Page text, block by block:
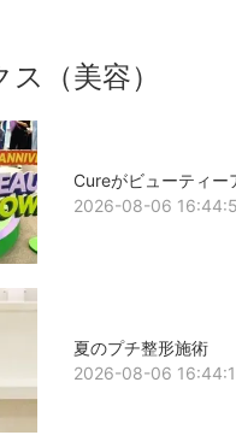
ス（美容）
Cureがビューティー
2026-08-06
夏のプチ整形施術
2026-08-06